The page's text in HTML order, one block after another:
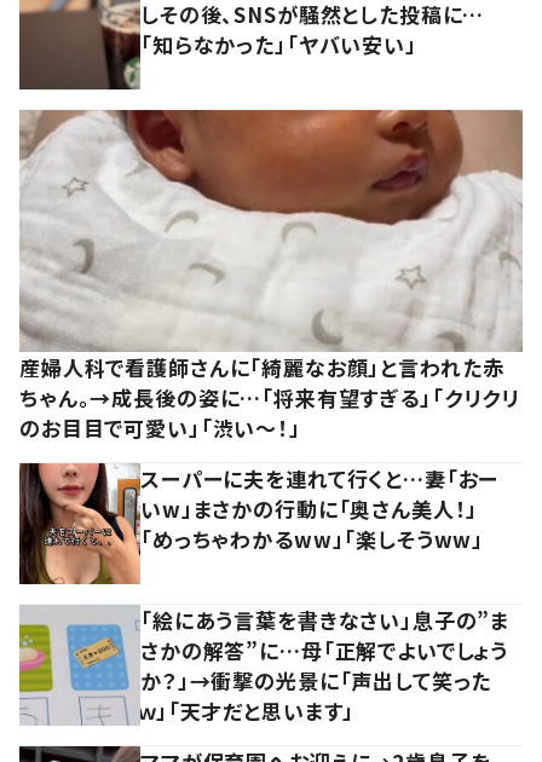
しその後、SNSが騒然とした投稿に…
「知らなかった」「ヤバい安い」
産婦人科で看護師さんに「綺麗なお顔」と言われた赤
ちゃん。→成長後の姿に…「将来有望すぎる」「クリクリ
のお目目で可愛い」「渋い～！」
スーパーに夫を連れて行くと…妻「おー
いw」まさかの行動に「奥さん美人！」
「めっちゃわかるww」「楽しそうww」
「絵にあう言葉を書きなさい」息子の”ま
さかの解答”に…母「正解でよいでしょう
か？」→衝撃の光景に「声出して笑った
ｗ」「天才だと思います」